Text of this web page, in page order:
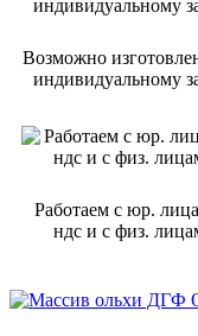
Возможно
индивидуальному
Работаем с юр.
ндс и с физ.